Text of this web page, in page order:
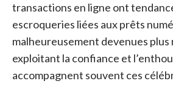
transactions en ligne ont
escroqueries liées aux prêts
malheureusement devenues plus
exploitant la confiance et
accompagnent souvent ces